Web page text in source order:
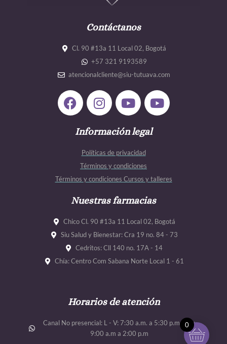
Contáctanos
Cl. 90 #13a 11 Local 02, Bogotá
+57 321 9193589
atencionalcliente@siu-tutuava.com
F
a
e
k
I
n
t
g
r
a
m
Y
o
t
b
e
Y
o
Información legal
Políticas de privacidad
Términos y condiciones
Términos y condiciones Cursos y talleres
Nuestras farmacias
Chico Cl. 90 #13a 11 Local 02, Bogotá
Siu Salud y Bienestar: Cra 19 no. 84 - 73
Cedritos: Cll 140 no. 17A - 14
Chía: Centro Com Sabana Norte Local 1 - 61
Horarios de atención
Canal No presencial: L - V: 7:30 a.m. a 5:30 p.m. Sab:
9:00 a.m a 2:00 p.m
0